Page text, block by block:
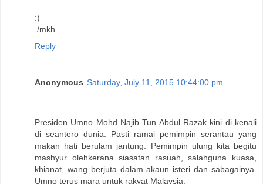
:)
./mkh
Reply
Anonymous Saturday, July 11, 2015 10:44:00 pm
Presiden Umno Mohd Najib Tun Abdul Razak kini di kenali
di seantero dunia. Pasti ramai pemimpin serantau yang
makan hati berulam jantung. Pemimpin ulung kita begitu
mashyur olehkerana siasatan rasuah, salahguna kuasa,
khianat, wang berjuta dalam akaun isteri dan sabagainya.
Umno terus mara untuk rakyat Malaysia.